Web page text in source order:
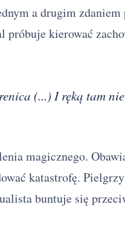
a drugim
próbuje kierować
(...) I ręką tam
magicznego.
katastrofę.
buntuje się